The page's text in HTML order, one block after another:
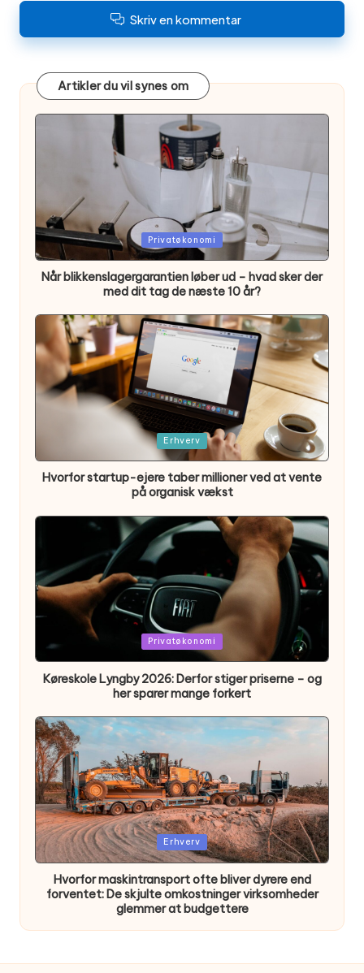
Skriv en kommentar
Artikler du vil synes om
Posted
Privatøkonomi
Når blikkenslagergarantien løber ud – hvad sker der
med dit tag de næste 10 år?
Erhverv
Hvorfor startup-ejere taber millioner ved at vente
på organisk vækst
Privatøkonomi
Køreskole Lyngby 2026: Derfor stiger priserne – og
her sparer mange forkert
Posted
in
Erhverv
Hvorfor maskintransport ofte bliver dyrere end
forventet: De skjulte omkostninger virksomheder
glemmer at budgettere